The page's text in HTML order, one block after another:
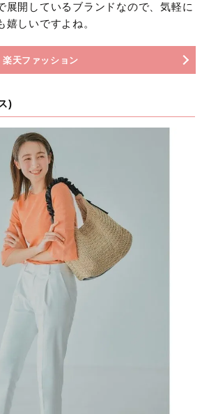
展開しているブランドなので、気軽に
しいですよね。
楽天ファッション
)